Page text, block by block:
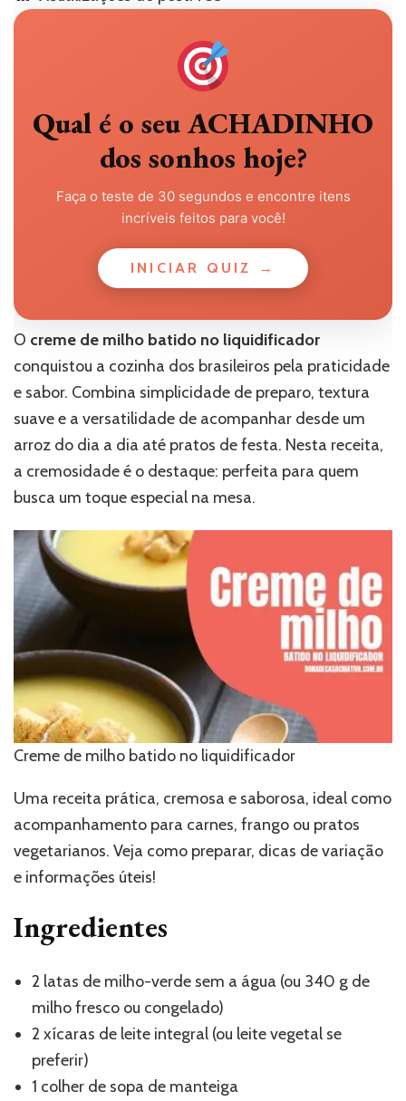
Qual é o seu ACHADINHO
dos sonhos hoje?
Faça o teste de 30 segundos e encontre itens
incríveis feitos para você!
INICIAR QUIZ →
O creme de milho batido no liquidificador
conquistou a cozinha dos brasileiros pela praticidade
e sabor. Combina simplicidade de preparo, textura
suave e a versatilidade de acompanhar desde um
arroz do dia a dia até pratos de festa. Nesta receita,
a cremosidade é o destaque: perfeita para quem
busca um toque especial na mesa.
Creme de milho batido no liquidificador
Uma receita prática, cremosa e saborosa, ideal como
acompanhamento para carnes, frango ou pratos
vegetarianos. Veja como preparar, dicas de variação
e informações úteis!
Ingredientes
2 latas de milho-verde sem a água (ou 340 g de
milho fresco ou congelado)
2 xícaras de leite integral (ou leite vegetal se
preferir)
1 colher de sopa de manteiga